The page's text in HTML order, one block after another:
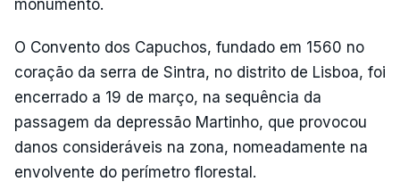
monumento.
O Convento dos Capuchos, fundado em 1560 no
coração da serra de Sintra, no distrito de Lisboa, foi
encerrado a 19 de março, na sequência da
passagem da depressão Martinho, que provocou
danos consideráveis na zona, nomeadamente na
envolvente do perímetro florestal.